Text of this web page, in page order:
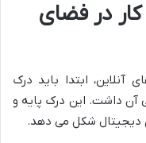
در فضای
ابتدا باید درک
آن داشت. این درک پایه و
دیجیتال شکل می دهد.